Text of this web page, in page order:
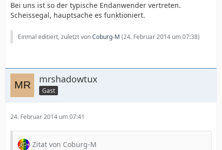
Bei uns ist so der typische Endanwender vertreten.
Scheissegal, hauptsache es funktioniert.
Einmal editiert, zuletzt vonCoburg-M (24. Februar 2014 um 07:38)
mrshadowtux
Gast
24. Februar 2014 um 07:41
Zitat von Coburg-M